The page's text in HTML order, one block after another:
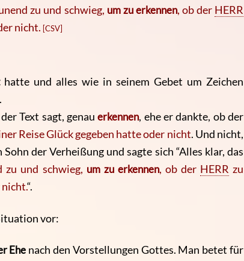
zu und schwieg, um zu erkennen, ob der HERR
nicht. [CSV]
hatte und alles wie in seinem Gebet um Zeichen
Text sagt, genauerkennen, ehe er dankte, ob der
Reise Glück gegeben hatte oder nicht. Und nicht,
der Verheißung und sagte sich “Alles klar, das
zu und schwieg, um zu erkennen, ob der HERR zu
nicht.“.
vor:
Ehe nach den Vorstellungen Gottes. Man betet für